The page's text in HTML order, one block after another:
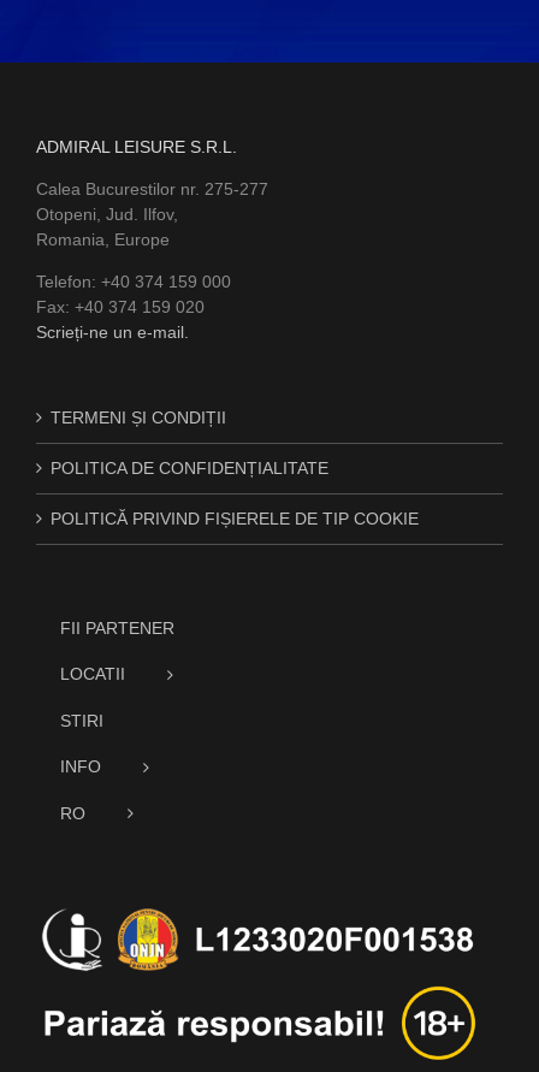
ADMIRAL LEISURE S.R.L.
Calea Bucurestilor nr. 275-277
Otopeni, Jud. Ilfov,
Romania, Europe
Telefon: +40 374 159 000
Fax: +40 374 159 020
Scrieți-ne un e-mail.
TERMENI ȘI CONDIȚII
POLITICA DE CONFIDENȚIALITATE
POLITICĂ PRIVIND FIȘIERELE DE TIP COOKIE
FII PARTENER
LOCATII
STIRI
INFO
RO